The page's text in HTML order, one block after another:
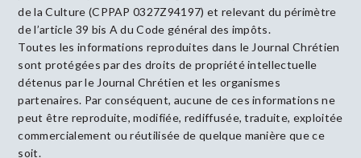
de la Culture (CPPAP 0327Z94197) et relevant du périmètre
de l’article 39 bis A du Code général des impôts.
Toutes les informations reproduites dans le Journal Chrétien
sont protégées par des droits de propriété intellectuelle
détenus par le Journal Chrétien et les organismes
partenaires. Par conséquent, aucune de ces informations ne
peut être reproduite, modifiée, rediffusée, traduite, exploitée
commercialement ou réutilisée de quelque manière que ce
soit.